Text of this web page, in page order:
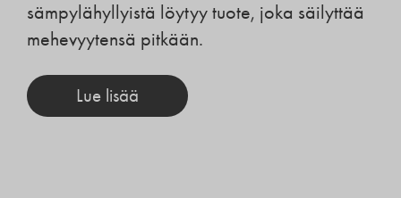
sämpylähyllyistä löytyy tuote, joka säilyttää
mehevyytensä pitkään.
Lue lisää